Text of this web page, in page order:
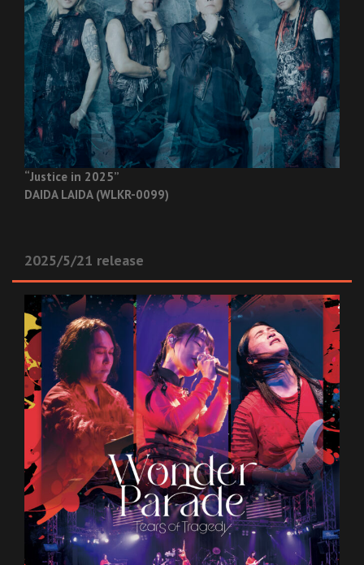
“Justice in 2025”
DAIDA LAIDA (WLKR-0099)
2025/5/21 release